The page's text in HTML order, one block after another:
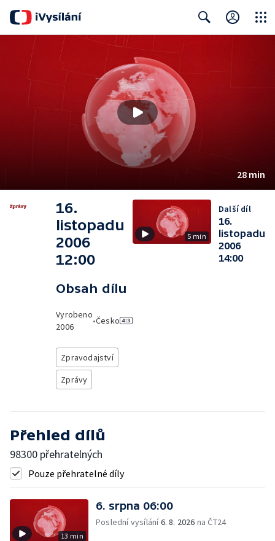
28 min
16.
listopadu
2006
12:00
Obsah dílu
Vyrobeno
2006
•Česko
Zpravodajství
Zprávy
5 min
Další díl
16.
listopadu
2006
14:00
Přehled dílů
98300 přehratelných
Pouze přehratelné díly
13 min
6. srpna 06:00
Poslední vysílání6. 8. 2026 na ČT24